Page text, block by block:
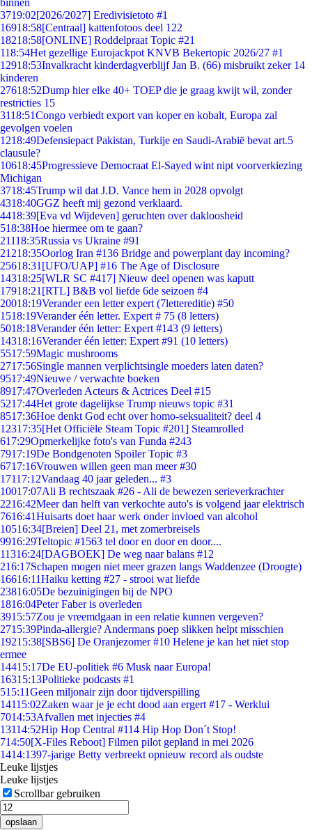
binnen
3719:02[2026/2027] Eredivisietoto #1
16918:58[Centraal] kattenfotoos deel 122
18218:58[ONLINE] Roddelpraat Topic #21
118:54Het gezellige Eurojackpot KNVB Bekertopic 2026/27 #1
12918:53Invalkracht kinderdagverblijf Jan B. (66) misbruikt zeker 14
kinderen
27618:52Dump hier elke 40+ TOEP die je graag kwijt wil, zonder
restricties 15
3118:51Congo verbiedt export van koper en kobalt, Europa zal
gevolgen voelen
1218:49Defensiepact Pakistan, Turkije en Saudi-Arabië bevat art.5
clausule?
10618:45Progressieve Democraat El-Sayed wint nipt voorverkiezing
Michigan
3718:45Trump wil dat J.D. Vance hem in 2028 opvolgt
4318:40GGZ heeft mij gezond verklaard.
4418:39[Eva vd Wijdeven] geruchten over dakloosheid
518:38Hoe hiermee om te gaan?
21118:35Russia vs Ukraine #91
21218:35Oorlog Iran #136 Bridge and powerplant day incoming?
25618:31 [UFO/UAP] #16 The Age of Disclosure
14318:25[WLR SC #417] Nieuw deel openen was kaputt
17918:21 [RTL] B&B vol liefde 6de seizoen #4
20018:19Verander een letter expert (7lettereditie) #50
1518:19Verander één letter. Expert # 75 (8 letters)
5018:18Verander één letter: Expert #143 (9 letters)
14318:16Verander één letter: Expert #91 (10 letters)
5517:59Magic mushrooms
2717:56Single mannen verplichtsingle moeders laten daten?
9517:49Nieuwe / verwachte boeken
8917:47Overleden Acteurs & Actrices Deel #15
5217:44Het grote dagelijkse Trump nieuws topic #31
8517:36Hoe denkt God echt over homo-seksualiteit? deel 4
12317:35[Het Officiële Steam Topic #201] Steamrolled
617:29Opmerkelijke foto's van Funda #243
7917:19De Bondgenoten Spoiler Topic #3
6717:16Vrouwen willen geen man meer #30
17117:12Vandaag 40 jaar geleden... #3
10017:07Ali B rechtszaak #26 - Ali de bewezen serieverkrachter
2216:42Meer dan helft van verkochte auto's is volgend jaar elektrisch
7616:41Huisarts doet haar werk onder invloed van alcohol
10516:34[Breien] Deel 21, met zomerbreisels
9916:29Teltopic #1563 tel door en door en door....
11316:24[DAGBOEK] De weg naar balans #12
216:17Schapen mogen niet meer grazen langs Waddenzee (Droogte)
16616:11Haiku ketting #27 - strooi wat liefde
23816:05De bezuinigingen bij de NPO
1816:04Peter Faber is overleden
3915:57Zou je vreemdgaan in een relatie kunnen vergeven?
2715:39Pinda-allergie? Andermans poep slikken helpt misschien
19215:38[SBS6] De Oranjezomer #10 Helene je kan het niet stop
ermee
14415:17De EU-politiek #6 Musk naar Europa!
16315:13Politieke podcasts #1
515:11Geen miljonair zijn door tijdverspilling
14115:02Zaken waar je je echt dood aan ergert #17 - Werklui
7014:53Afvallen met injecties #4
13114:52Hip Hop Central #114 Hip Hop Don´t Stop!
714:50[X-Files Reboot] Filmen pilot gepland in mei 2026
1414:1397-jarige Betty verbreekt opnieuw record als oudste
Leuke lijstjes
Leuke lijstjes
Scrollbar gebruiken
opslaan